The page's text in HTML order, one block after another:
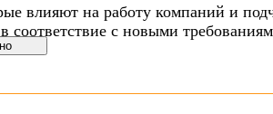
влияют на работу компаний и
соответствие с новыми